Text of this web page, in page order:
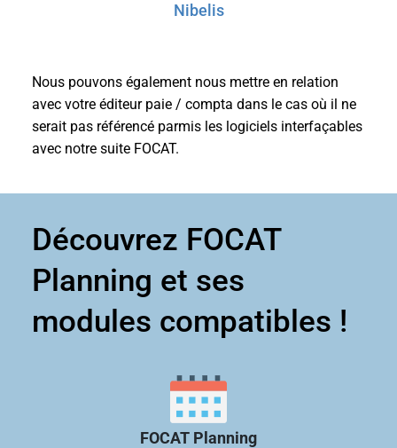
Nibelis
Nous pouvons également nous mettre en relation
avec votre éditeur paie / compta dans le cas où il ne
serait pas référencé parmis les logiciels interfaçables
avec notre suite FOCAT.
Découvrez FOCAT
Planning et ses
modules compatibles !
FOCAT Planning